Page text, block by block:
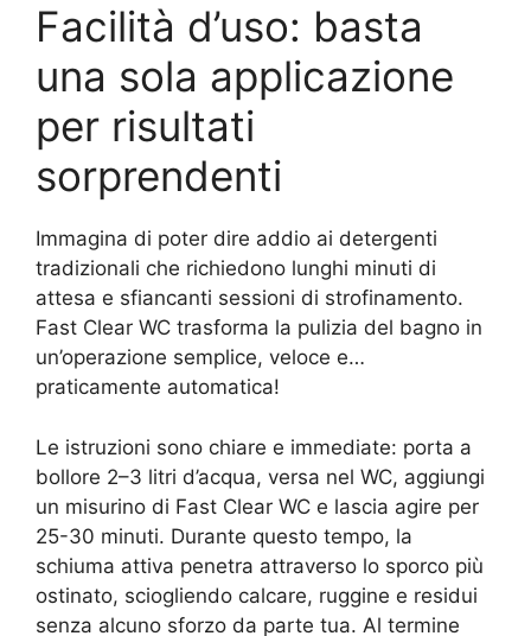
Facilità d’uso: basta
una sola applicazione
per risultati
sorprendenti
Immagina di poter dire addio ai detergenti
tradizionali che richiedono lunghi minuti di
attesa e sfiancanti sessioni di strofinamento.
Fast Clear WC trasforma la pulizia del bagno in
un’operazione semplice, veloce e…
praticamente automatica!
Le istruzioni sono chiare e immediate: porta a
bollore 2–3 litri d’acqua, versa nel WC, aggiungi
un misurino di Fast Clear WC e lascia agire per
25-30 minuti. Durante questo tempo, la
schiuma attiva penetra attraverso lo sporco più
ostinato, sciogliendo calcare, ruggine e residui
senza alcuno sforzo da parte tua. Al termine